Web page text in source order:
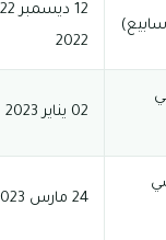
2022
02 يناير 2023
24 مارس 2023